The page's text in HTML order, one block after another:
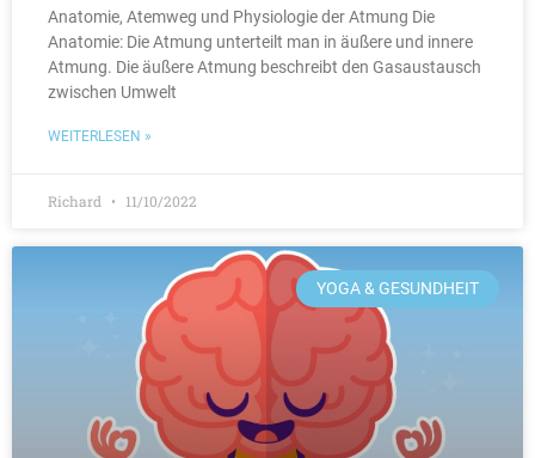
Anatomie, Atemweg und Physiologie der Atmung Die
Anatomie: Die Atmung unterteilt man in äußere und innere
Atmung. Die äußere Atmung beschreibt den Gasaustausch
zwischen Umwelt
WEITERLESEN »
Richard 11/10/2022
YOGA & GESUNDHEIT